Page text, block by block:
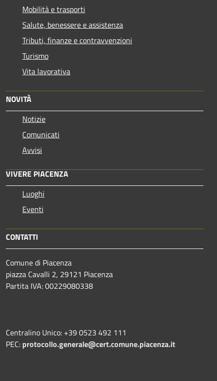
Mobilità e trasporti
Salute, benessere e assistenza
Tributi, finanze e contravvenzioni
Turismo
Vita lavorativa
NOVITÀ
Notizie
Comunicati
Avvisi
VIVERE PIACENZA
Luoghi
Eventi
CONTATTI
Comune di Piacenza
piazza Cavalli 2, 29121 Piacenza
Partita IVA: 00229080338
Centralino Unico: +39 0523 492 111
PEC: protocollo.generale@cert.comune.piacenza.it